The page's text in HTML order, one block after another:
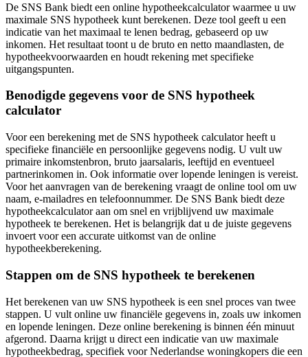
De SNS Bank biedt een online hypotheekcalculator waarmee u uw
maximale SNS hypotheek kunt berekenen. Deze tool geeft u een
indicatie van het maximaal te lenen bedrag, gebaseerd op uw
inkomen. Het resultaat toont u de bruto en netto maandlasten, de
hypotheekvoorwaarden en houdt rekening met specifieke
uitgangspunten.
Benodigde gegevens voor de SNS hypotheek
calculator
Voor een berekening met de SNS hypotheek calculator heeft u
specifieke financiële en persoonlijke gegevens nodig. U vult uw
primaire inkomstenbron, bruto jaarsalaris, leeftijd en eventueel
partnerinkomen in. Ook informatie over lopende leningen is vereist.
Voor het aanvragen van de berekening vraagt de online tool om uw
naam, e-mailadres en telefoonnummer. De SNS Bank biedt deze
hypotheekcalculator aan om snel en vrijblijvend uw maximale
hypotheek te berekenen. Het is belangrijk dat u de juiste gegevens
invoert voor een accurate uitkomst van de online
hypotheekberekening.
Stappen om de SNS hypotheek te berekenen
Het berekenen van uw SNS hypotheek is een snel proces van twee
stappen. U vult online uw financiële gegevens in, zoals uw inkomen
en lopende leningen. Deze online berekening is binnen één minuut
afgerond. Daarna krijgt u direct een indicatie van uw maximale
hypotheekbedrag, specifiek voor Nederlandse woningkopers die een